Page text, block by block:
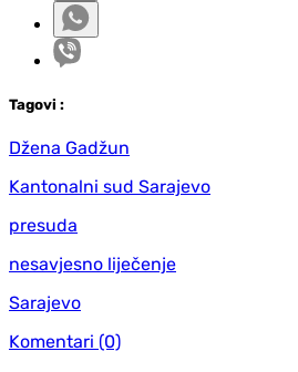
Tagovi :
Džena Gadžun
Kantonalni sud Sarajevo
presuda
nesavjesno liječenje
Sarajevo
Komentari (0)